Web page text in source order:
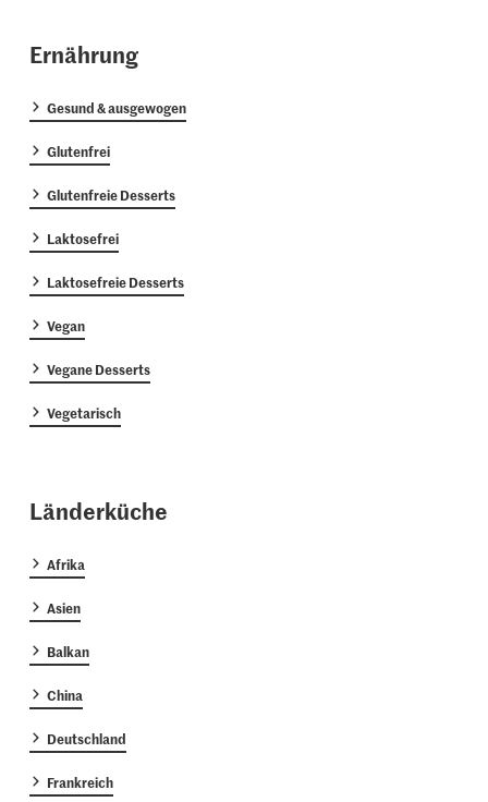
Ernährung
Gesund & ausgewogen
Glutenfrei
Glutenfreie Desserts
Laktosefrei
Laktosefreie Desserts
Vegan
Vegane Desserts
Vegetarisch
Länderküche
Afrika
Asien
Balkan
China
Deutschland
Frankreich